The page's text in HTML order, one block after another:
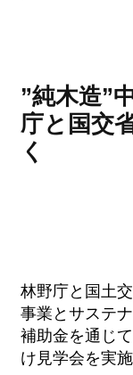
”純木造”
庁と国交
く
林野庁と国土
事業とサステ
補助金を通じ
け見学会を実